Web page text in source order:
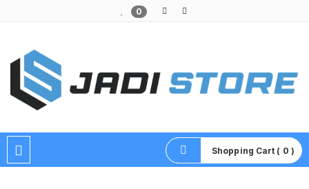
0
Shopping Cart ( 0 )